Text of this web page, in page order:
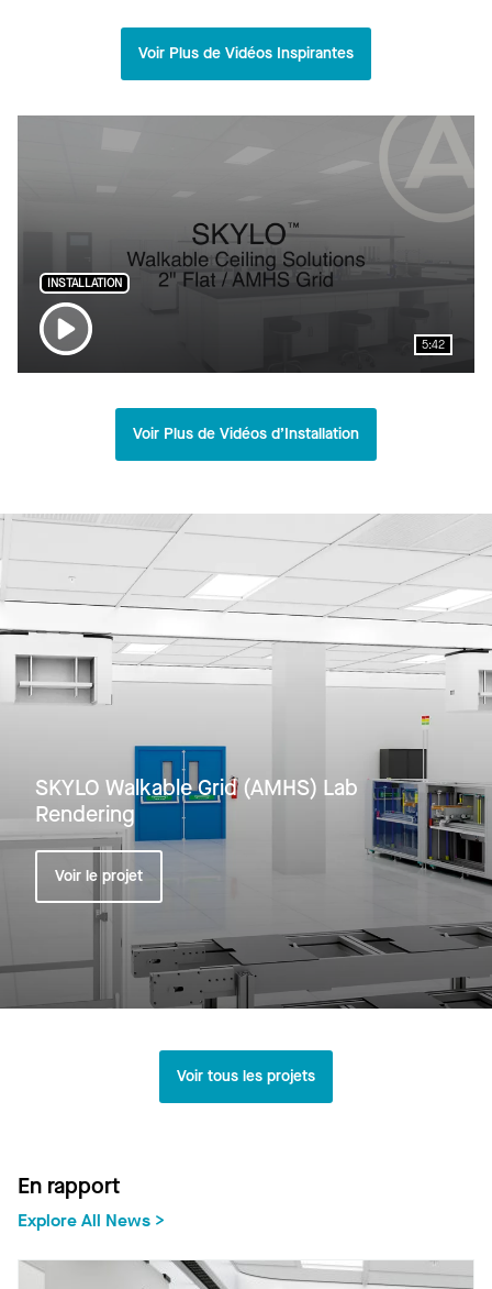
Voir Plus de Vidéos Inspirantes
INSTALLATION
5:42
Voir Plus de Vidéos d’Installation
SKYLO Walkable Grid (AMHS) Lab
Rendering
Voir le projet
Voir tous les projets
En rapport
Explore All News >